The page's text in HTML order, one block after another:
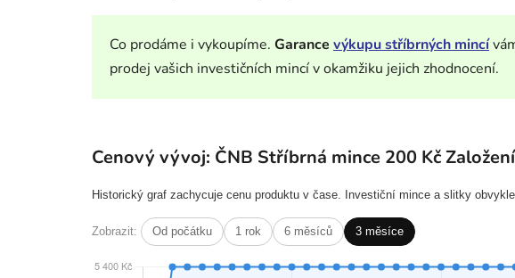
Co prodáme i vykoupíme. Garance výkupu stříbrných mincí
prodej vašich investičních mincí v okamžiku jejich zhodnocení.
Cenový vývoj: ČNB Stříbrná mince 200 Kč
Historický graf zachycuje cenu produktu v čase. Investiční mince a slitky
Zobrazit: Od počátku 1 rok 6 měsíců 3 měsíce